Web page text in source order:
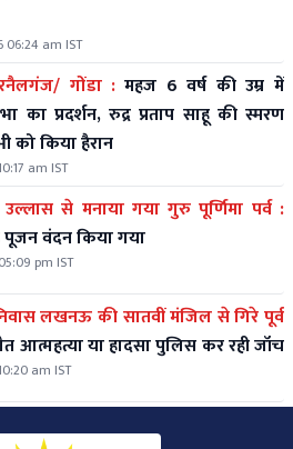
06:24 am IST
परसपुर/करनैलगंज/ गोंडा : महज 6 वर्ष की उम्र में
का प्रदर्शन, रुद्र प्रताप साहू की स्मरण
को किया हैरान
am IST
बड़े ही हर्ष उल्लास से मनाया गया गुरु पूर्णिमा पर्व :
वंदन किया गया
pm IST
लखनऊ की सातवीं मंजिल से गिरे पूर्व
आत्महत्या या हादसा पुलिस कर रही जॉच
am IST